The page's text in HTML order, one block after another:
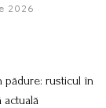
2026
pădure: rusticul în
actuală